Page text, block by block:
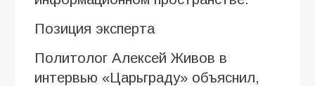
Позиция эксперта
Политолог Алексей Живов в
интервью «Царьграду» объяснил,